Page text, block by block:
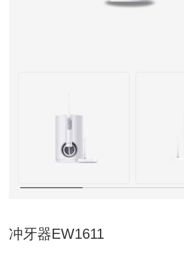
冲牙器EW1611